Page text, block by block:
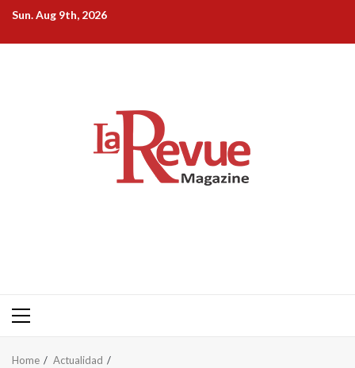
Skip
content
Sun. Aug 9th, 2026
Primary
Home
Actualidad